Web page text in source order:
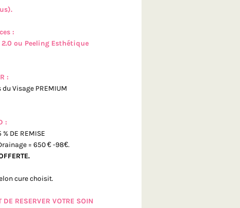
:
ou Peeling Esthétique
:
Visage PREMIUM
:
DE REMISE
= 650 € -98€.
cure choisit.
RESERVER VOTRE SOIN